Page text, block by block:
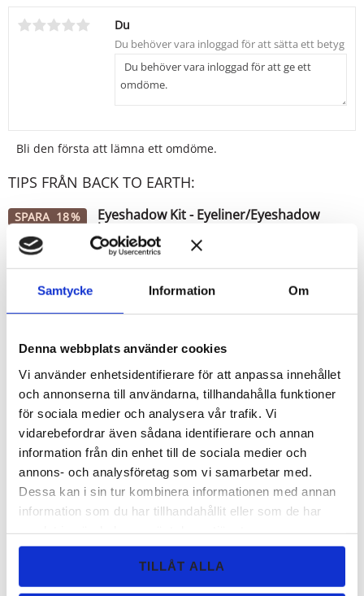
Samtycke Information Om
Denna webbplats använder cookies
Vi använder enhetsidentifierare för att anpassa innehållet
och annonserna till användarna, tillhandahålla funktioner
för sociala medier och analysera vår trafik. Vi
vidarebefordrar även sådana identifierare och annan
information från din enhet till de sociala medier och
annons- och analysföretag som vi samarbetar med.
Dessa kan i sin tur kombinera informationen med annan
information som du har tillhandahållit eller som de har
TILLÅT ALLA
ämne som många kan uppleva som irriterande för huden.
Du
Bli den första att lämna ett omdöme.
TIPS FRÅN BACK TO EARTH:
Eyeshadow Kit - Eyeliner/Eyeshadow
borste
Kit med 2 valfria ögonskuggor inkl. en
SPARA 18%
Vintage, burk 1 gr
En ljus beige/rosa ögonskugga som går lite
åt det gammelrosa hållet.
129 KR
Lägg